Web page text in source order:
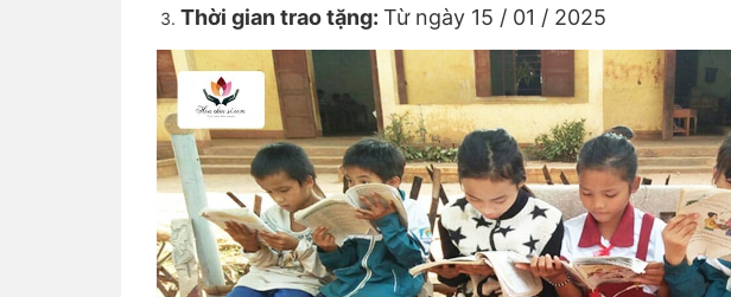
Thời gian trao tặng: Từ ngày 15 / 01 / 2025